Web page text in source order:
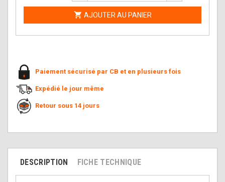
 AJOUTER AU PANIER
Paiement sécurisé par CB et en plusieurs fois
Expédié le jour même
Retour sous 14 jours
DESCRIPTION FICHE TECHNIQUE